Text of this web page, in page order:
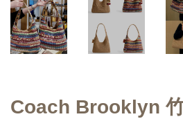
Coach Brooklyn